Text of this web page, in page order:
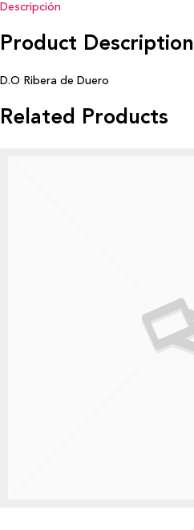
Descripción
Product Description
D.O Ribera de Duero
Related Products